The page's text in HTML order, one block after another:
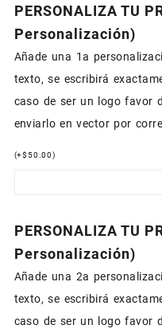
PERSONALIZA TU
Personalización)
Añade una 1a
texto, se escribirá
caso de ser un logo favor
enviarlo en vector por
(+$50.00)
PERSONALIZA TU
Personalización)
Añade una 2a
texto, se escribirá
caso de ser un logo favor